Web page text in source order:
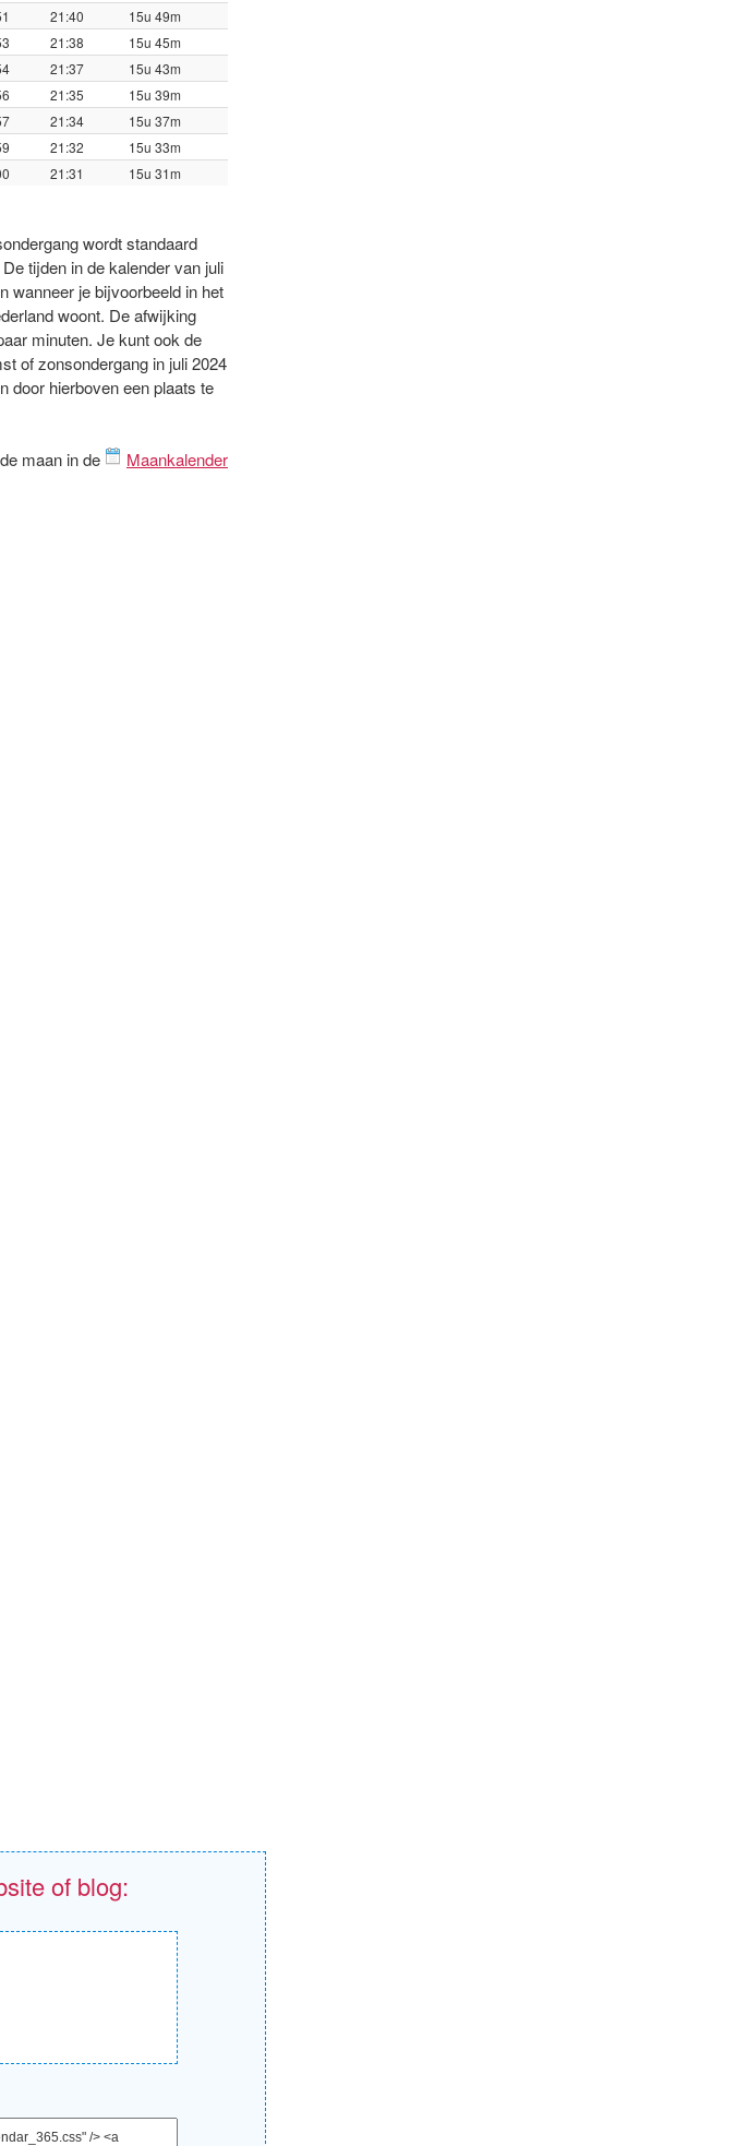
21:40
15u 49m
21:38
15u 45m
21:37
15u 43m
21:35
15u 39m
21:34
15u 37m
21:32
15u 33m
21:31 15u 31m
wordt standaard
tijden in de kalender van juli
wanneer je bijvoorbeeld in het
woont. De afwijking
minuten. Je kunt ook de
of zonsondergang in juli 2024
door hierboven een plaats te
maan in de
Maankalender
of blog: